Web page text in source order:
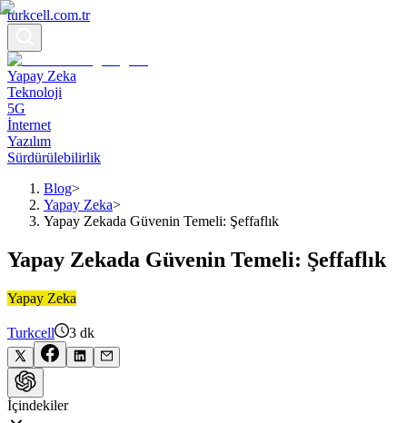
turkcell.com.tr
Yapay Zeka
Teknoloji
5G
İnternet
Yazılım
Sürdürülebilirlik
Blog>
Yapay Zeka>
Yapay Zekada Güvenin Temeli: Şeffaflık
Yapay Zekada Güvenin Temeli: Şeffaflık
Yapay Zeka
Turkcell 3 dk
İçindekiler